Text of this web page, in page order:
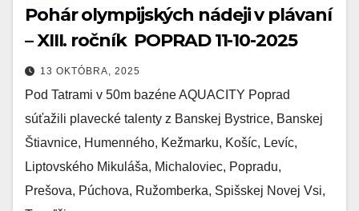
Pohár olympijských nádeji v plávaní
– XIII. ročník POPRAD 11-10-2025
13 OKTÓBRA, 2025
Pod Tatrami v 50m bazéne AQUACITY Poprad
súťažili plavecké talenty z Banskej Bystrice, Banskej
Štiavnice, Humenného, Kežmarku, Košíc, Levíc,
Liptovského Mikuláša, Michaloviec, Popradu,
Prešova, Púchova, Ružomberka, Spišskej Novej Vsi,